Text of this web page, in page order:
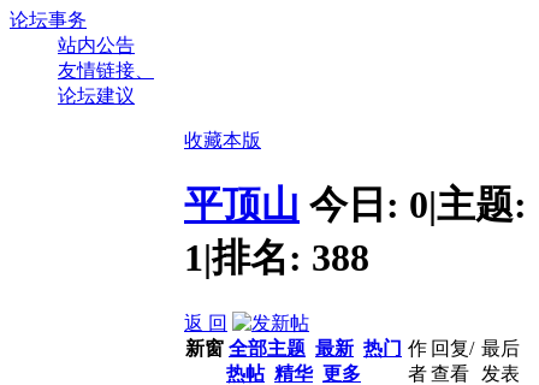
论坛事务
站内公告
友情链接、
论坛建议
收藏本版
平顶山 今日: 0|主题:
1|排名: 388
返 回
新窗 全部主题 最新 热门
热帖 精华 更多
作
者
回复/
查看
最后
发表